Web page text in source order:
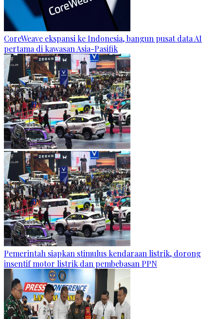
CoreWeave ekspansi ke Indonesia, bangun pusat data AI
pertama di kawasan Asia-Pasifik
Pemerintah siapkan stimulus kendaraan listrik, dorong
insentif motor listrik dan pembebasan PPN